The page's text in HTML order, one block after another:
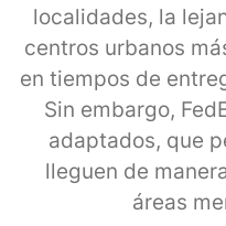
localidades, la
centros urbanos
en tiempos de
Sin embargo,
adaptados, que
lleguen de
áreas